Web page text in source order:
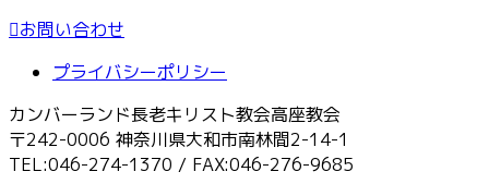
お問い合わせ
プライバシーポリシー
カンバーランド長老キリスト教会高座教会
〒242-0006 神奈川県大和市南林間2-14-1
TEL:046-274-1370 / FAX:046-276-9685